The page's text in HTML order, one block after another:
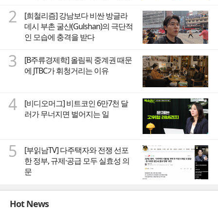
2
[희철리즘] 강남보다 비싼 방글라
데시 부촌 굴샨(Gulshan)의 극단적
인 모습에 충격을 받다
3
[B주류경제학] 올림픽 중계권 때문
에 JTBC가 휘청거리는 이유
4
[비디오머그] 비트코인 6만7천 달
러가 무너지면 벌어지는 일
5
[부읽남TV] 다주택자와 전쟁 선포
한 정부, 규제·공급 모두 실효성 의
문
Hot News